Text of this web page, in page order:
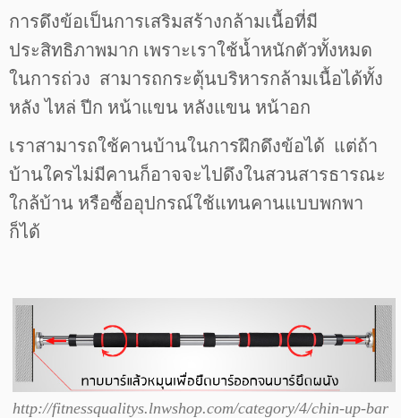
การดึงข้อเป็นการเสริมสร้างกล้ามเนื้อที่มี
ประสิทธิภาพมาก เพราะเราใช้น้ำหนักตัวทั้งหมด
ในการถ่วง สามารถกระตุ้นบริหารกล้ามเนื้อได้ทั้ง
หลัง ไหล่ ปีก หน้าแขน หลังแขน หน้าอก
เราสามารถใช้คานบ้านในการฝึกดึงข้อได้ แต่ถ้า
บ้านใครไม่มีคานก็อาจจะไปดึงในสวนสารธารณะ
ใกล้บ้าน หรือซื้ออุปกรณ์ใช้แทนคานแบบพกพา
ก็ได้
http://fitnessqualitys.lnwshop.com/category/4/chin-up-bar